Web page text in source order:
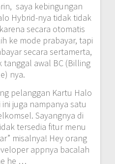
saya kebingungan
Hybrid-nya tidak tidak
secara otomatis
ke mode prabayar, tapi
secara sertamerta,
awal BC (Billing
nya.
pelanggan Kartu Halo
juga nampanya satu
Sayangnya di
tersedia fitur menu
misalnya! Hey orang
appnya bacalah
he …